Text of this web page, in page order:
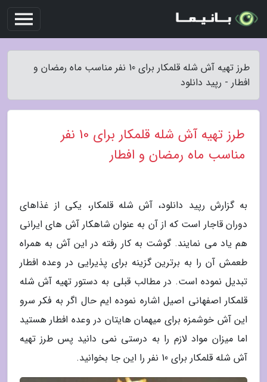
طرز تهیه آش شله قلمکار برای 10 نفر مناسب ماه رمضان و
افطار - رپید دانلود
طرز تهیه آش شله قلمکار برای 10 نفر
مناسب ماه رمضان و افطار
به گزارش رپید دانلود، آش شله قلمکار، یکی از غذاهای
دوران قاجار است که از آن به عنوان شاهکار آش های ایرانی
هم یاد می نمایند. گوشت به کار رفته در این آش به همراه
طعمش آن را به برترین گزینه برای پذیرایی در وعده افطار
تبدیل نموده است. در مطالب قبلی به دستور تهیه آش شله
قلمکار اصفهانی اصیل اشاره نموده ایم حال اگر به فکر سرو
این آش خوشمزه برای میهمان هایتان در وعده افطار هستید
اما میزان مواد لازم را به درستی نمی دانید پس طرز تهیه
آش شله قلمکار برای 10 نفر را این جا بخوانید.